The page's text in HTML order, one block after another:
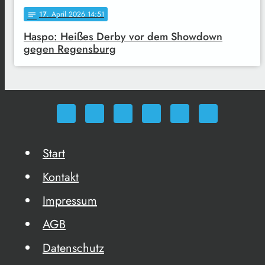
notes 17. April 2026 14:51
Haspo: Heißes Derby vor dem Showdown
gegen Regensburg
Start
Kontakt
Impressum
AGB
Datenschutz